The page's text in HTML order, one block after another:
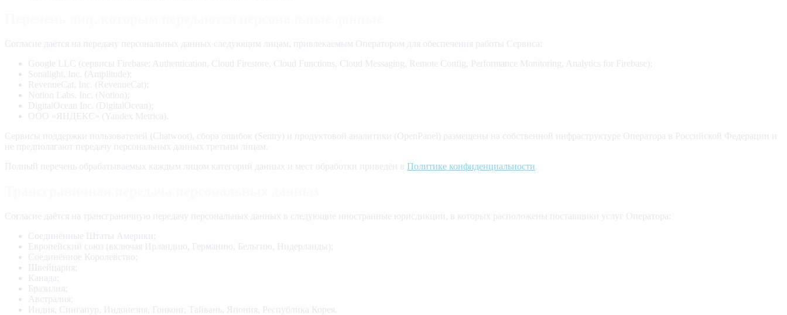
Согласие даётся на передачу персональных данных следующим лицам, привлекаемым Оператором для обеспечения работы Сервиса:
Google LLC (сервисы Firebase: Authentication, Cloud Firestore, Cloud Functions, Cloud Messaging, Remote Config, Performance Monitoring, Analytics for Firebase);
Sonalight, Inc. (Amplitude);
RevenueCat, Inc. (RevenueCat);
Notion Labs, Inc. (Notion);
DigitalOcean Inc. (DigitalOcean);
ООО «ЯНДЕКС» (Yandex Metrica).
Сервисы поддержки пользователей (Chatwoot) , сбора ошибок (Sentry) и продуктовой аналитики (OpenPanel) размещены на собственной инфраструктуре Оператора в Российской Федерации и
не предполагают передачу персональных данных третьим лицам.
Полный перечень обрабатываемых каждым лицом категорий данных и мест обработки приведён в Политике конфиденциальности
Согласие даётся на трансграничную передачу персональных данных в следующие иностранные юрисдикции, в которых расположены поставщики услуг Оператора:
Соединённые Штаты Америки;
Европейский союз (включая Ирландию, Германию, Бельгию, Нидерланды);
Соединённое Королевство;
Швейцария;
Канада;
Бразилия;
Австралия;
Индия, Сингапур, Индонезия, Гонконг, Тайвань, Япония, Республика Корея.